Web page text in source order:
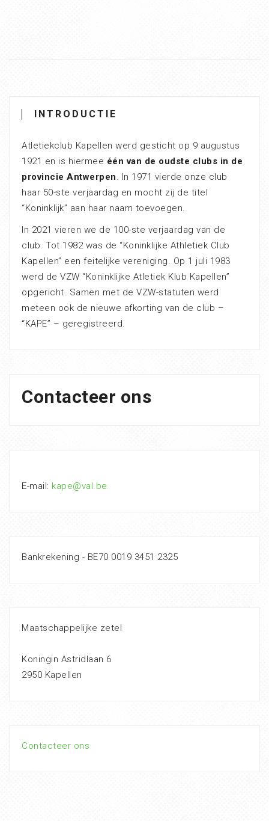
INTRODUCTIE
Atletiekclub Kapellen werd gesticht op 9 augustus
1921 en is hiermee één van de oudste clubs in de
provincie Antwerpen. In 1971 vierde onze club
haar 50-ste verjaardag en mocht zij de titel
“Koninklijk” aan haar naam toevoegen.
In 2021 vieren we de 100-ste verjaardag van de
club. Tot 1982 was de “Koninklijke Athletiek Club
Kapellen” een feitelijke vereniging. Op 1 juli 1983
werd de VZW “Koninklijke Atletiek Klub Kapellen”
opgericht. Samen met de VZW-statuten werd
meteen ook de nieuwe afkorting van de club –
“KAPE” – geregistreerd.
Contacteer ons
E-mail: kape@val.be
Bankrekening - BE70 0019 3451 2325
Maatschappelijke zetel
Koningin Astridlaan 6
2950 Kapellen
Contacteer ons